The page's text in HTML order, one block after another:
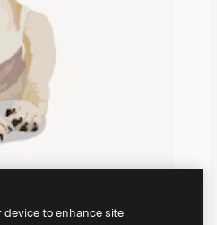
device to enhance site